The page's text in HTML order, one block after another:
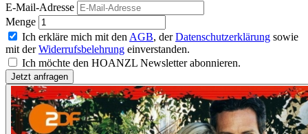
E-Mail-Adresse
Menge
Ich erkläre mich mit den AGB, derDatenschutzerklärung sowie
mit derWiderrufsbelehrung einverstanden.
Ich möchte den HOANZL Newsletter abonnieren.